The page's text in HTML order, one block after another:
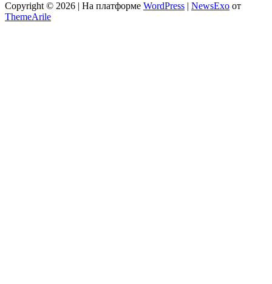
Copyright © 2026 | На платформе WordPress NewsExo от
ThemeArile